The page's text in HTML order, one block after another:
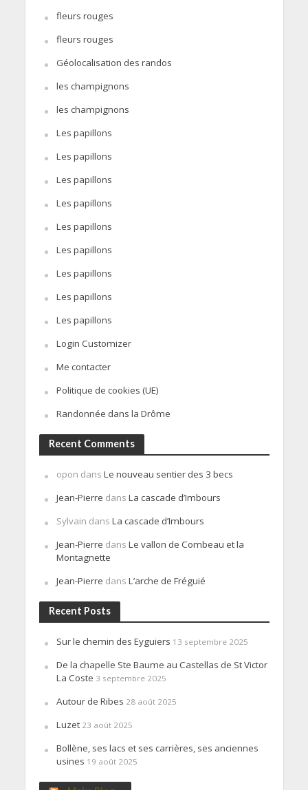
fleurs rouges
fleurs rouges
Géolocalisation des randos
les champignons
les champignons
Les papillons
Les papillons
Les papillons
Les papillons
Les papillons
Les papillons
Les papillons
Les papillons
Les papillons
Login Customizer
Me contacter
Politique de cookies (UE)
Randonnée dans la Drôme
Recent Comments
opon dans Le nouveau sentier des 3 becs
Jean-Pierre dans La cascade d’Imbours
Sylvain dans La cascade d’Imbours
Jean-Pierre dans Le vallon de Combeau et la
Montagnette
Jean-Pierre dans L’arche de Fréguié
Recent Posts
Sur le chemin des Eyguiers 13 septembre 2025
De la chapelle Ste Baume au Castellas de St Victor
La Coste 3 septembre 2025
Autour de Ribes 28 août 2025
Luzet 23 août 2025
Bollène, ses lacs et ses carrières, ses anciennes
usines 19 août 2025